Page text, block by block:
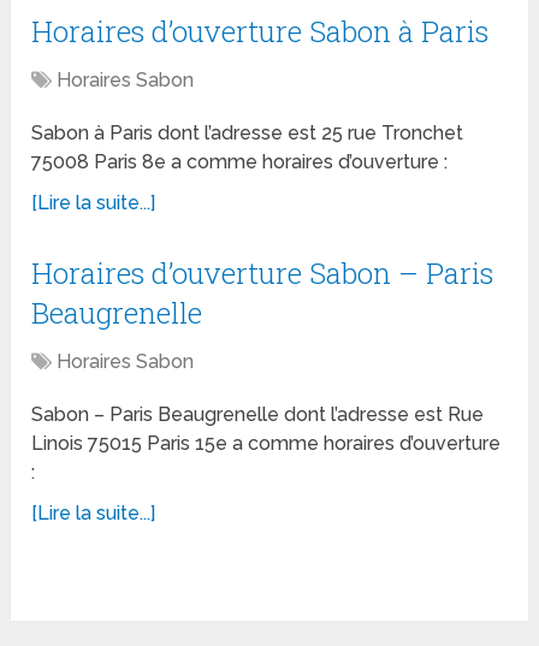
Horaires d’ouverture Sabon à Paris
Horaires Sabon
Sabon à Paris dont l’adresse est 25 rue Tronchet
75008 Paris 8e a comme horaires d’ouverture :
[Lire la suite...]
Horaires d’ouverture Sabon – Paris
Beaugrenelle
Horaires Sabon
Sabon – Paris Beaugrenelle dont l’adresse est Rue
Linois 75015 Paris 15e a comme horaires d’ouverture
:
[Lire la suite...]